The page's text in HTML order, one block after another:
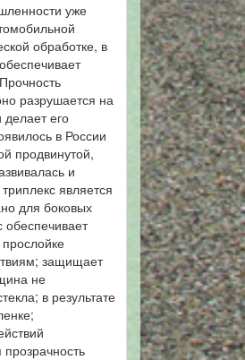
уже
обработке, в
разрушается на
его
в России
продвинутой,
и
является
для боковых
обеспечивает
защищает
не
в результате